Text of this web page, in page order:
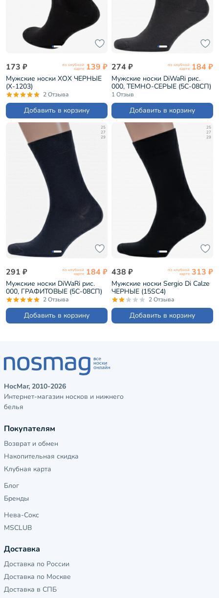
173 ₽ по клубной
карте 139 ₽
Мужские носки ХОХ ЧЕРНЫЕ
(X-1203)
2 Отзыва
Добавить в корзину
274 ₽ по клубной
карте 184 ₽
Мужские носки DiWaRi рис.
000, ТЕМНО-СЕРЫЕ (5С-08СП)
1 Отзыв
Добавить в корзину
25
27
29
291 ₽ по клубной
карте 184 ₽
Мужские носки DiWaRi рис.
000, ГРАФИТОВЫЕ (5С-08СП)
2 Отзыва
Добавить в корзину
25
27
29
438 ₽ по клубной
карте 313 ₽
Мужские носки Sergio Di Calze
ЧЕРНЫЕ (15SC4)
2 Отзыва
Добавить в корзину
НосМаг, 2010-2026
Интернет-магазин носков и нижнего
белья
Покупателям
Возврат и обмен
Накопительная скидка
Клубная карта
Блог
Бренды
Нева-Сокс
MSCLUB
Доставка
Доставка по России
Доставка по Москве
Доставка в СПБ